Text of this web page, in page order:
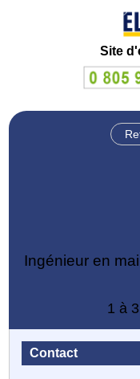
Site
Ingénieur en
1 à
Contact